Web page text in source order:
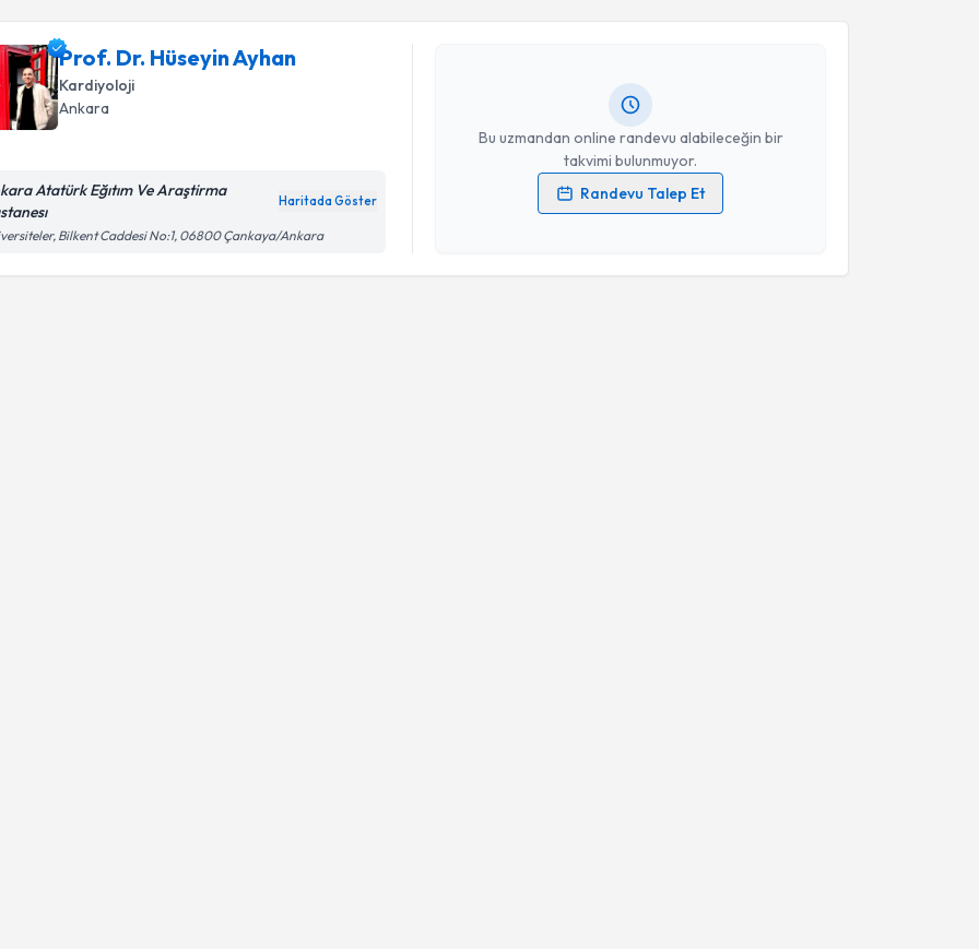
Prof. Dr. Hüseyin Ayhan
Kardiyoloji
Ankara
Atatürk Eğıtım Ve Araştirma
Haritada Göster
Bilkent Caddesi No:1, 06800 Çankaya/Ankara
Bu uzmandan online randevu alabileceğin bir
takvimi bulunmuyor.
Randevu Talep Et
Prof. Dr. Hüseyin Ayhaniçin randevu takvimi talebi oluşturun.
Size bu uzmandan randevu almanız için bir takvim
Kişisel verilerimin işlenmesine ilişkinAydınlatma Metni